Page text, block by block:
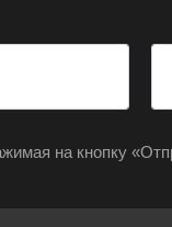
на кнопку